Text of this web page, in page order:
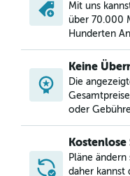
Mietwagen in Vaise,
Mietwagen in Vieux
Mit uns
über 70.000
Hunderten
Keine
Die
oder
Pläne
daher kannst